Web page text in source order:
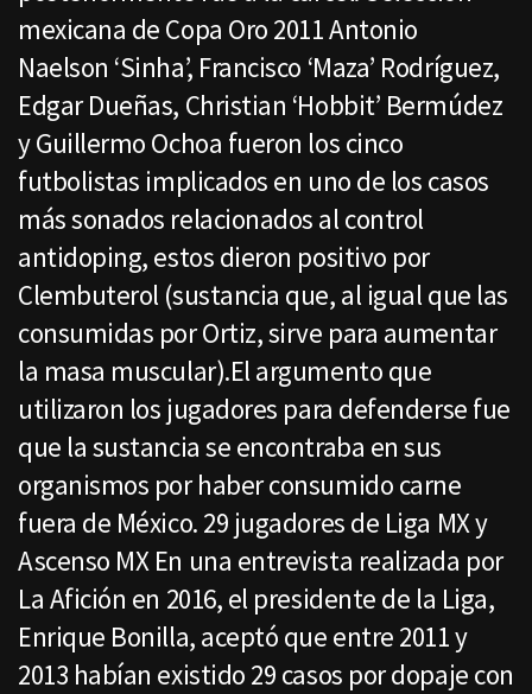
mexicana de Copa Oro 2011 Antonio
Naelson ‘Sinha’, Francisco ‘Maza’ Rodríguez,
Edgar Dueñas, Christian ‘Hobbit’ Bermúdez
y Guillermo Ochoa fueron los cinco
futbolistas implicados en uno de los casos
más sonados relacionados al control
antidoping, estos dieron positivo por
Clembuterol (sustancia que, al igual que las
consumidas por Ortiz, sirve para aumentar
la masa muscular).El argumento que
utilizaron los jugadores para defenderse fue
que la sustancia se encontraba en sus
organismos por haber consumido carne
fuera de México. 29 jugadores de Liga MX y
Ascenso MX En una entrevista realizada por
La Afición en 2016, el presidente de la Liga,
Enrique Bonilla, aceptó que entre 2011 y
2013 habían existido 29 casos por dopaje con